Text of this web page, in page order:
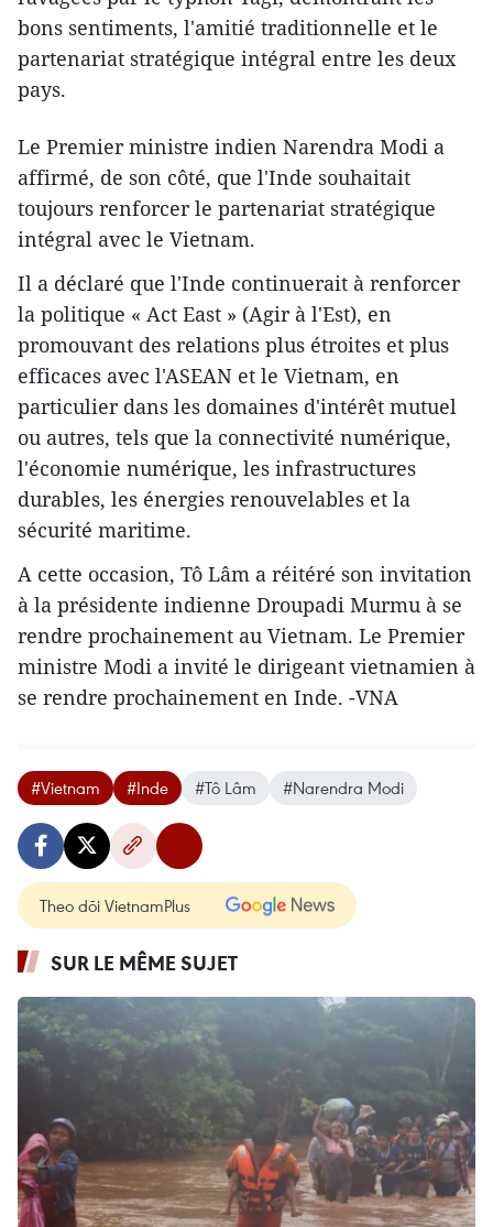
bons sentiments, l'amitié traditionnelle et le
partenariat stratégique intégral entre les deux
pays.
Le Premier ministre indien Narendra Modi a
affirmé, de son côté, que l'Inde souhaitait
toujours renforcer le partenariat stratégique
intégral avec le Vietnam.
Il a déclaré que l'Inde continuerait à renforcer
la politique « Act East » (Agir à l'Est), en
promouvant des relations plus étroites et plus
efficaces avec l'ASEAN et le Vietnam, en
particulier dans les domaines d'intérêt mutuel
ou autres, tels que la connectivité numérique,
l'économie numérique, les infrastructures
durables, les énergies renouvelables et la
sécurité maritime.
A cette occasion, Tô Lâm a réitéré son invitation
à la présidente indienne Droupadi Murmu à se
rendre prochainement au Vietnam. Le Premier
ministre Modi a invité le dirigeant vietnamien à
se rendre prochainement en Inde. -VNA
#Vietnam #Inde #Tô Lâm #Narendra Modi
Theo dõi VietnamPlus
SUR LE MÊME SUJET